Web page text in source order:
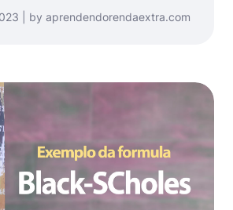
| by aprendendorendaextra.com